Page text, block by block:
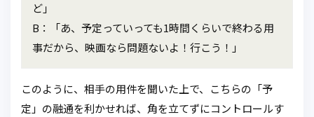
ど」
B：「あ、予定っていっても1時間くらいで終わる用
事だから、映画なら問題ないよ！行こう！」
このように、相手の用件を聞いた上で、こちらの「予
定」の融通を利かせれば、角を立てずにコントロールす